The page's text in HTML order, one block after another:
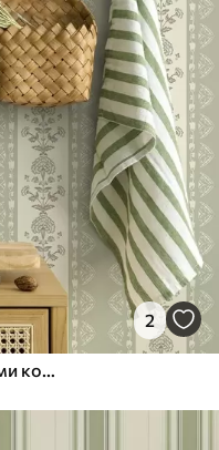
2
Смугастий орнамент з квітковими колонами в салатових тонах